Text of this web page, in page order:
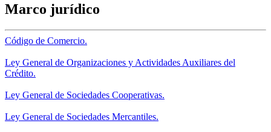
Marco jurídico
Código de Comercio.
Ley General de Organizaciones y Actividades Auxiliares del
Crédito.
Ley General de Sociedades Cooperativas.
Ley General de Sociedades Mercantiles.